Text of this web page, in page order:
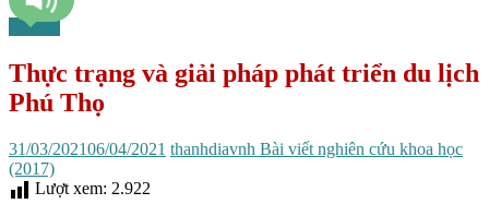
Du lịch
Thực trạng và giải pháp phát triển du lịch
Phú Thọ
31/03/202106/04/2021 thanhdiavnh Bài viết nghiên cứu khoa học
(2017)
Lượt xem: 2.922